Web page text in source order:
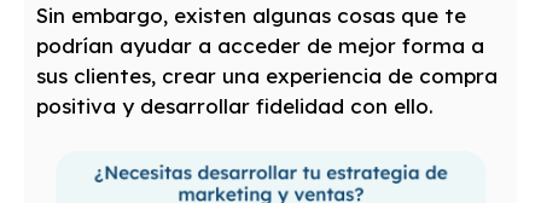
Sin embargo, existen algunas cosas que te
podrían ayudar a acceder de mejor forma a
sus clientes, crear una experiencia de compra
positiva y desarrollar fidelidad con ello.